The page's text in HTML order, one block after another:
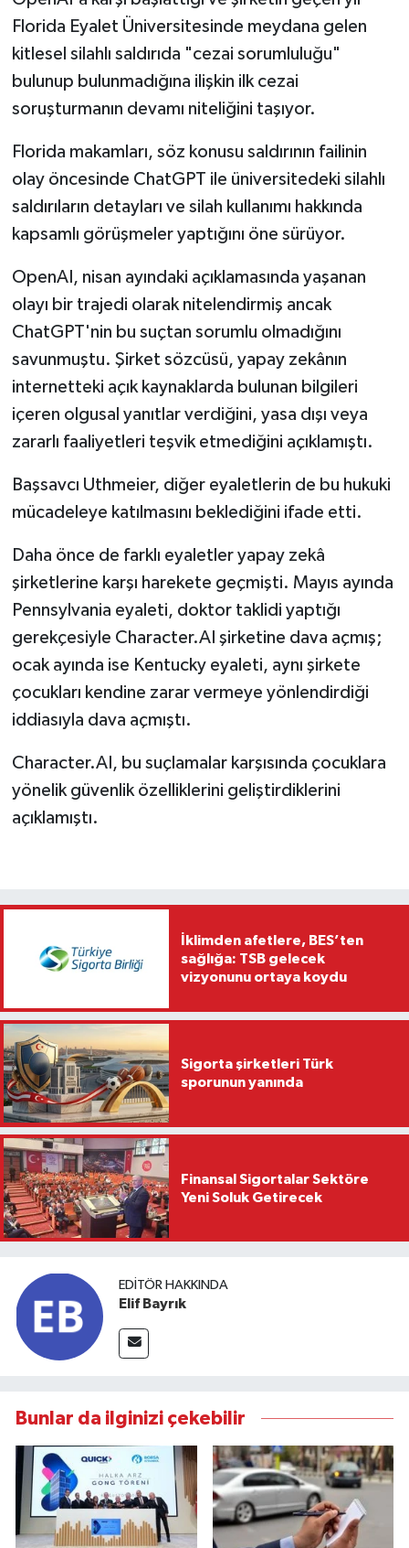
Florida Eyalet Üniversitesinde meydana gelen
kitlesel silahlı saldırıda "cezai sorumluluğu"
bulunup bulunmadığına ilişkin ilk cezai
soruşturmanın devamı niteliğini taşıyor.
Florida makamları, söz konusu saldırının failinin
olay öncesinde ChatGPT ile üniversitedeki silahlı
saldırıların detayları ve silah kullanımı hakkında
kapsamlı görüşmeler yaptığını öne sürüyor.
OpenAI, nisan ayındaki açıklamasında yaşanan
olayı bir trajedi olarak nitelendirmiş ancak
ChatGPT'nin bu suçtan sorumlu olmadığını
savunmuştu. Şirket sözcüsü, yapay zekânın
internetteki açık kaynaklarda bulunan bilgileri
içeren olgusal yanıtlar verdiğini, yasa dışı veya
zararlı faaliyetleri teşvik etmediğini açıklamıştı.
Başsavcı Uthmeier, diğer eyaletlerin de bu hukuki
mücadeleye katılmasını beklediğini ifade etti.
Daha önce de farklı eyaletler yapay zekâ
şirketlerine karşı harekete geçmişti. Mayıs ayında
Pennsylvania eyaleti, doktor taklidi yaptığı
gerekçesiyle Character.AI şirketine dava açmış;
ocak ayında ise Kentucky eyaleti, aynı şirkete
çocukları kendine zarar vermeye yönlendirdiği
iddiasıyla dava açmıştı.
Character.AI, bu suçlamalar karşısında çocuklara
yönelik güvenlik özelliklerini geliştirdiklerini
açıklamıştı.
İklimden afetlere, BES’ten
sağlığa: TSB gelecek
vizyonunu ortaya koydu
Sigorta şirketleri Türk
sporunun yanında
Finansal Sigortalar Sektöre
Yeni Soluk Getirecek
EDITÖR HAKKINDA
Elif Bayrık
Bunlar da ilginizi çekebilir